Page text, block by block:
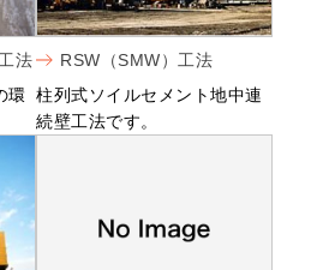
法
環
RSW（SMW）工法
柱列式ソイルセメント地中連
続壁工法です。